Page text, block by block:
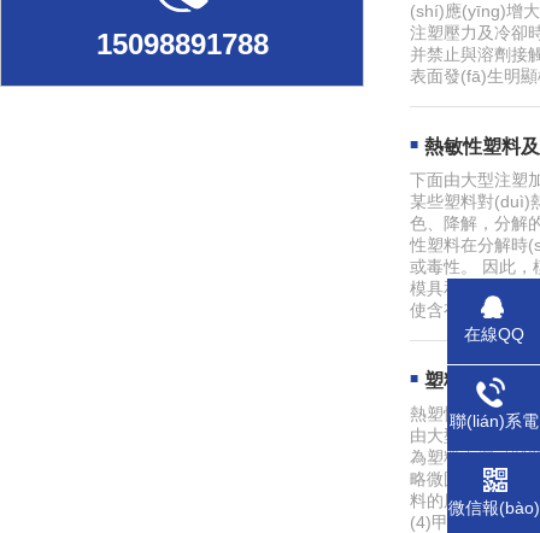
15098891788
(shí)應(yīng)增
注塑壓力及冷卻
并禁止與溶劑接
表面發(fā)生明
熱敏性塑料
下面由大型注塑
某些塑料對(duì)
色、降解，分解
性塑料在分解時
或毒性。 因此
模具和料筒應
使含有少量水分
塑料的結
熱塑性塑料按其
由大型塑料注塑
為塑料由熔融狀
略微固定的位置
料的厚壁塑件的
(4)甲基戍烯為結
在線QQ
聯(lián)系電
微信報(bào)